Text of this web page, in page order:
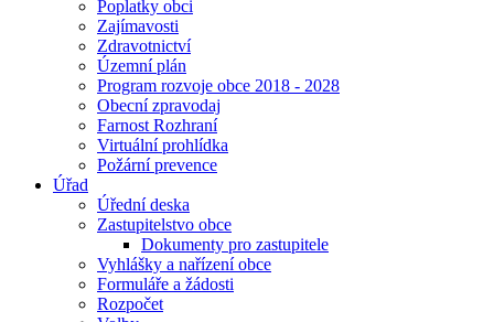
Poplatky obci
Zajímavosti
Zdravotnictví
Územní plán
Program rozvoje obce 2018 - 2028
Obecní zpravodaj
Farnost Rozhraní
Virtuální prohlídka
Požární prevence
Úřad
Úřední deska
Zastupitelstvo obce
Dokumenty pro zastupitele
Vyhlášky a nařízení obce
Formuláře a žádosti
Rozpočet